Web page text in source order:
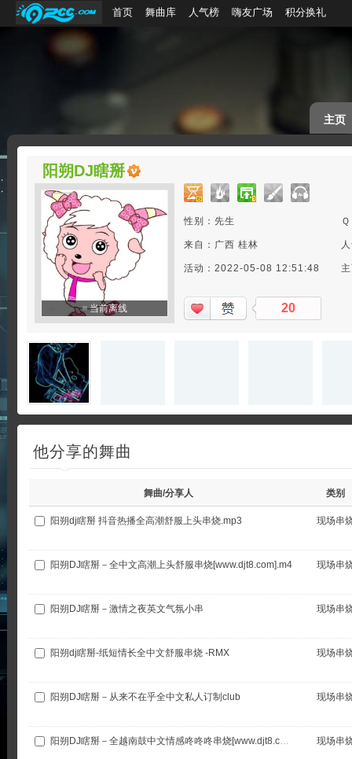
首页 舞曲库 人气榜 嗨友广场 积分换礼
主页
阳朔DJ瞎掰
当前离线
性别：先生
来自：广西 桂林
活动：2022-05-08 12:51:48
20
他分享的舞曲
舞曲/分享人 类别
阳朔dj瞎掰 抖音热播全高潮舒服上头串烧.mp3 现场串
阳朔DJ瞎掰－全中文高潮上头舒服串烧[www.djt8.com].m4 现场串
阳朔DJ瞎掰－激情之夜英文气氛小串 现场串
阳朔dj瞎掰-纸短情长全中文舒服串烧 -RMX 现场串
阳朔DJ瞎掰－从来不在乎全中文私人订制club 现场串
阳朔DJ瞎掰－全越南鼓中文情感咚咚咚串烧[www.djt8.com].m4a 现场串